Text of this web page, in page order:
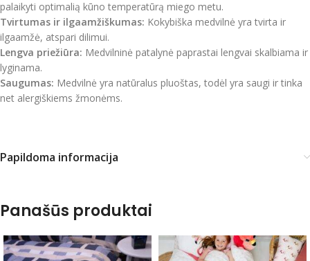
palaikyti optimalią kūno temperatūrą miego metu.
Tvirtumas ir ilgaamžiškumas: Kokybiška medvilnė yra tvirta ir
ilgaamžė, atspari dilimui.
Lengva priežiūra: Medvilninė patalynė paprastai lengvai skalbiama ir
lyginama.
Saugumas: Medvilnė yra natūralus pluoštas, todėl yra saugi ir tinka
net alergiškiems žmonėms.
Papildoma informacija
Panašūs produktai